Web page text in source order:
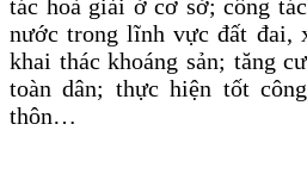
tác hoà giải ở cơ sở; công
nước trong lĩnh vực đất đai,
khai thác khoáng sản; tăng
toàn dân; thực hiện tốt
thôn…